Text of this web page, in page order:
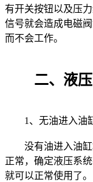
有开关按钮以及压
信号就会造成电磁
而不会工作。
二、液压
1、无油进入油
没有油进入油缸
正常，确定液压系
就可以正常使用了。